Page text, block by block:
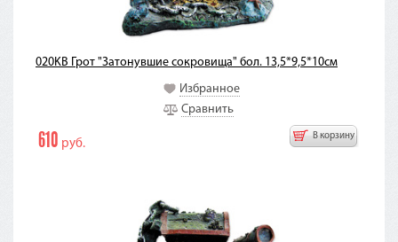
020KB Грот "Затонувшие сокровища" бол. 13,5*9,5*10см
Избранное
Сравнить
В корзину
610 руб.